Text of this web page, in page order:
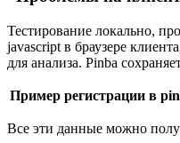
Тестирование локально,
javascript в браузере
для анализа. Pinba
Пример регистрации в
Все эти данные можно